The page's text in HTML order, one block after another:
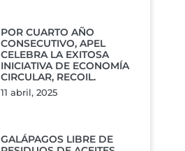
POR CUARTO AÑO
CONSECUTIVO, APEL
CELEBRA LA EXITOSA
INICIATIVA DE ECONOMÍA
CIRCULAR, RECOIL.
11 abril, 2025
GALÁPAGOS LIBRE DE